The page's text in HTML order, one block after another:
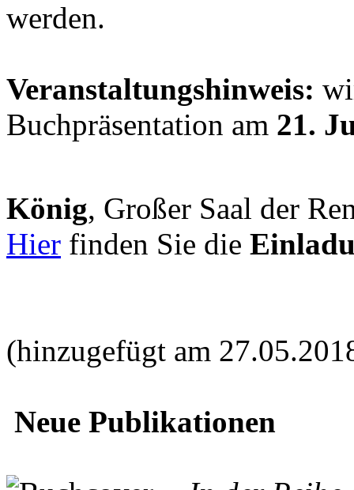
werden.
Veranstaltungshinweis:
Buchpräsentation am 21.
König, Großer Saal der
Hier finden Sie die
(hinzugefügt am
Neue Publikationen